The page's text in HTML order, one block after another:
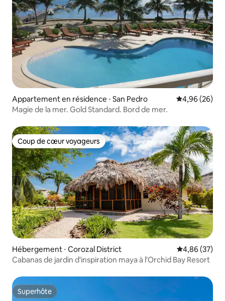
Appartement en résidence ⋅ San Pedro Évaluation
4,96 (26)
Magie de la mer. Gold Standard. Bord de mer.
Coup de cœur voyageurs
Coup de cœur voyageurs
Hébergement ⋅ Corozal District Évaluation
4,86 (37)
Cabanas de jardin d'inspiration maya à l'Orchid Bay Resort
Superhôte
Superhôte